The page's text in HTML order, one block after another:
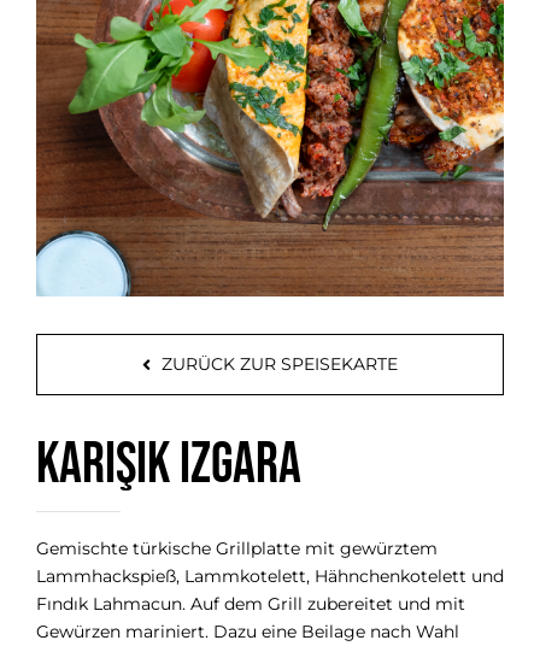
ZURÜCK ZUR SPEISEKARTE
Karışık Izgara
Gemischte türkische Grillplatte mit gewürztem
Lammhackspieß, Lammkotelett, Hähnchenkotelett und
Fındık Lahmacun. Auf dem Grill zubereitet und mit
Gewürzen mariniert. Dazu eine Beilage nach Wahl